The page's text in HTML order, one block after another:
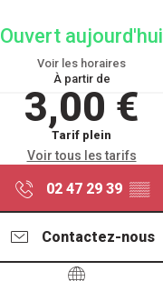
Ouvert aujourd'hui
Voir les horaires
À partir de
3,00 €
Tarif plein
Voir tous les tarifs
02 47 29 39 ▒▒
Contactez-nous